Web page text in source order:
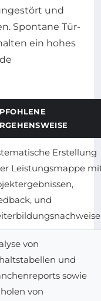
und
Spontane Tür-
ein hohes
Erstellung
Leistungsmappe
und
von
und
sowie
von